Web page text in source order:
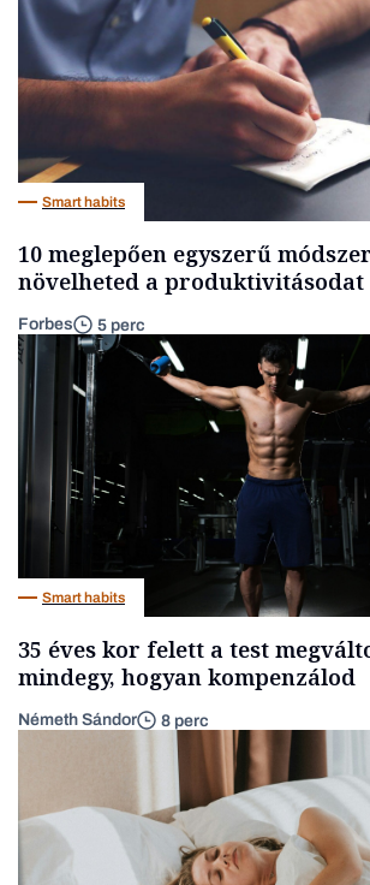
Smart habits
10 meglepően egyszerű
növelheted a produktivitásodat
Forbes 5 perc
Smart habits
35 éves kor felett a test
mindegy, hogyan kompenzálod
Németh Sándor 8 perc